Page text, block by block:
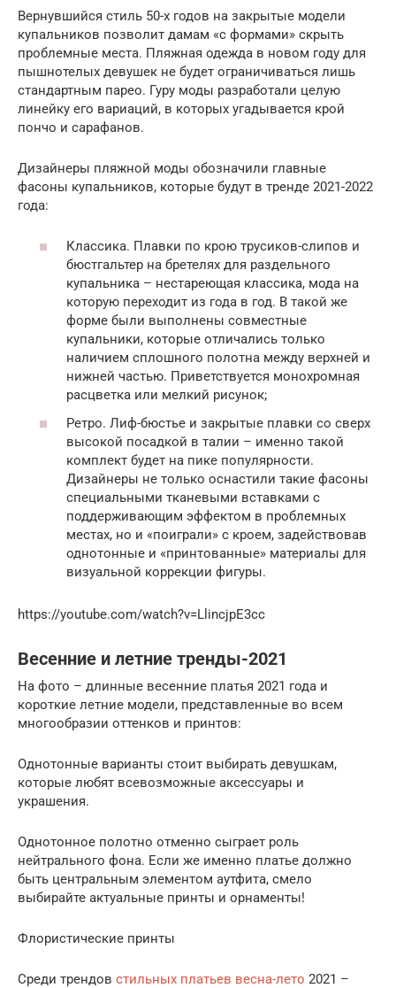
Вернувшийся стиль 50-х годов на закрытые модели
купальников позволит дамам «с формами» скрыть
проблемные места. Пляжная одежда в новом году для
пышнотелых девушек не будет ограничиваться лишь
стандартным парео. Гуру моды разработали целую
линейку его вариаций, в которых угадывается крой
пончо и сарафанов.
Дизайнеры пляжной моды обозначили главные
фасоны купальников, которые будут в тренде 2021-2022
года:
Классика. Плавки по крою трусиков-слипов и
бюстгальтер на бретелях для раздельного
купальника – нестареющая классика, мода на
которую переходит из года в год. В такой же
форме были выполнены совместные
купальники, которые отличались только
наличием сплошного полотна между верхней и
нижней частью. Приветствуется монохромная
расцветка или мелкий рисунок;
Ретро. Лиф-бюстье и закрытые плавки со сверх
высокой посадкой в талии – именно такой
комплект будет на пике популярности.
Дизайнеры не только оснастили такие фасоны
специальными тканевыми вставками с
поддерживающим эффектом в проблемных
местах, но и «поиграли» с кроем, задействовав
однотонные и «принтованные» материалы для
визуальной коррекции фигуры.
https://youtube.com/watch?v=LlincjpE3cc
Весенние и летние тренды-2021
На фото – длинные весенние платья 2021 года и
короткие летние модели, представленные во всем
многообразии оттенков и принтов:
Однотонные варианты стоит выбирать девушкам,
которые любят всевозможные аксессуары и
украшения.
Однотонное полотно отменно сыграет роль
нейтрального фона. Если же именно платье должно
быть центральным элементом аутфита, смело
выбирайте актуальные принты и орнаменты!
Флористические принты
Среди трендов стильных платьев весна-лето 2021 –